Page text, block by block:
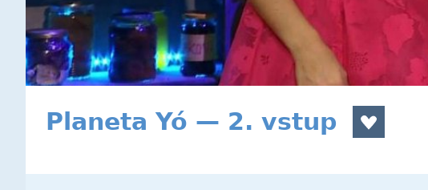
Planeta Yó — 2. vstup